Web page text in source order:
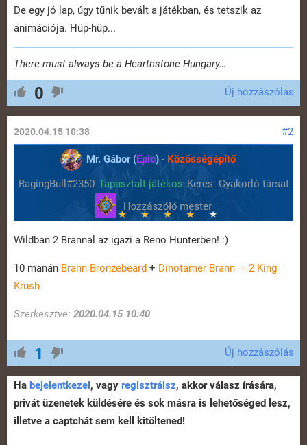
De egy jó lap, úgy tűnik bevált a játékban, és tetszik az
animációja. Hüp-hüp...
There must always be a Hearthstone Hungary…
0 Új hozzászólás
#2
2020.04.15 10:38
Mr. Gábor (Epic)- Közösségépítő
RagingBull#2350 Tapasztalt játékos Keres: Gyakorló társat
Wildban 2 Brannal az igazi a Reno Hunterben! :)
10 manán Brann Bronzebeard + Dinotamer Brann = 2 King
Krush
Szerkesztve: 2020.04.15 10:40
1 Új hozzászólás
Ha bejelentkezel , vagy regisztrálsz, akkor válasz írására,
privát üzenetek küldésére és sok másra is lehetőséged lesz,
illetve a captchát sem kell kitöltened!